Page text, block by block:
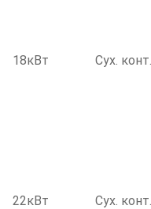
18кВт Сух.
22кВт Сух.